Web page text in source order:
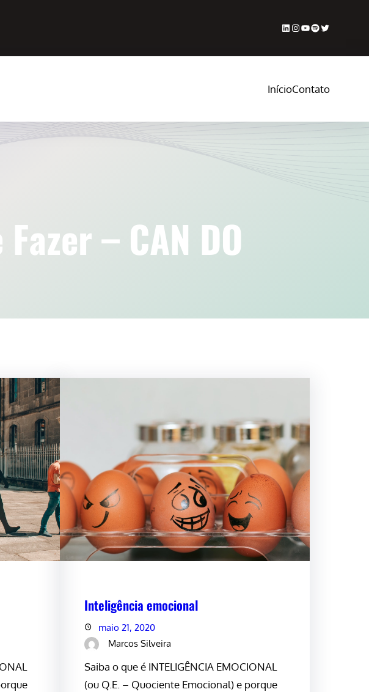
LinkedIn
Instagram
Youtube
Spotify
Twitter
InícioContato
– CAN DO
Inteligência emocional
maio 21, 2020
Marcos Silveira
Saiba o que é INTELIGÊNCIA EMOCIONAL
(ou Q.E. – Quociente Emocional) e porque